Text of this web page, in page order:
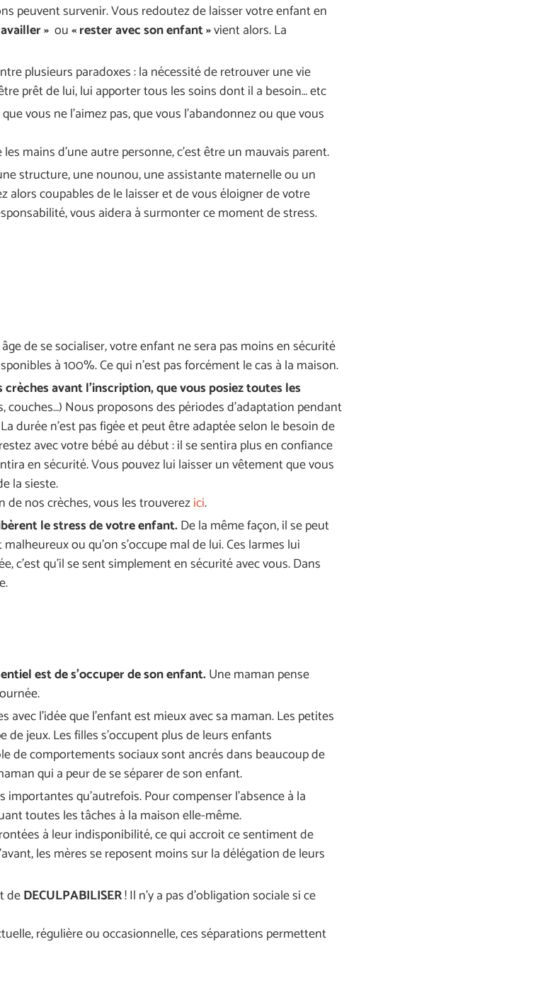
peuvent survenir. Vous redoutez de laisser votre enfant en
» ou« rester avec son enfant »vient alors. La
plusieurs paradoxes : la nécessité de retrouver une vie
prêt de lui, lui apporter tous les soins dont il a besoin… etc
vous ne l’aimez pas, que vous l’abandonnez ou que vous
mains d’une autre personne, c’est être un mauvais parent.
structure, une nounou, une assistante maternelle ou un
alors coupables de le laisser et de vous éloigner de votre
vous aidera à surmonter ce moment de stress.
de se socialiser, votre enfant ne sera pas moins en sécurité
à 100%. Ce qui n’est pas forcément le cas à la maison.
avant l’inscription, que vous posiez toutes les
couches…) Nous proposons des périodes d’adaptation pendant
durée n’est pas figée et peut être adaptée selon le besoin de
avec votre bébé au début : il se sentira plus en confiance
en sécurité. Vous pouvez lui laisser un vêtement que vous
la sieste.
de nos crèches, vous les trouverezici.
le stress de votre enfant.De la même façon, il se peut
ou qu’on s’occupe mal de lui. Ces larmes lui
c’est qu’il se sent simplement en sécurité avec vous. Dans
est de s’occuper de son enfant.Une maman pense
l’idée que l’enfant est mieux avec sa maman. Les petites
jeux. Les filles s’occupent plus de leurs enfants
de comportements sociaux sont ancrés dans beaucoup de
qui a peur de se séparer de son enfant.
qu’autrefois. Pour compenser l’absence à la
toutes les tâches à la maison elle-même.
à leur indisponibilité, ce qui accroit ce sentiment de
les mères se reposent moins sur la délégation de leurs
deDECULPABILISER! Il n’y a pas d’obligation sociale si ce
régulière ou occasionnelle, ces séparations permettent